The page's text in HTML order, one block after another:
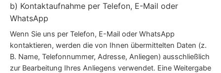
b) Kontaktaufnahme per Telefon, E-Mail oder
WhatsApp
Wenn Sie uns per Telefon, E-Mail oder WhatsApp
kontaktieren, werden die von Ihnen übermittelten Daten (z.
B. Name, Telefonnummer, Adresse, Anliegen) ausschließlich
zur Bearbeitung Ihres Anliegens verwendet. Eine Weitergabe